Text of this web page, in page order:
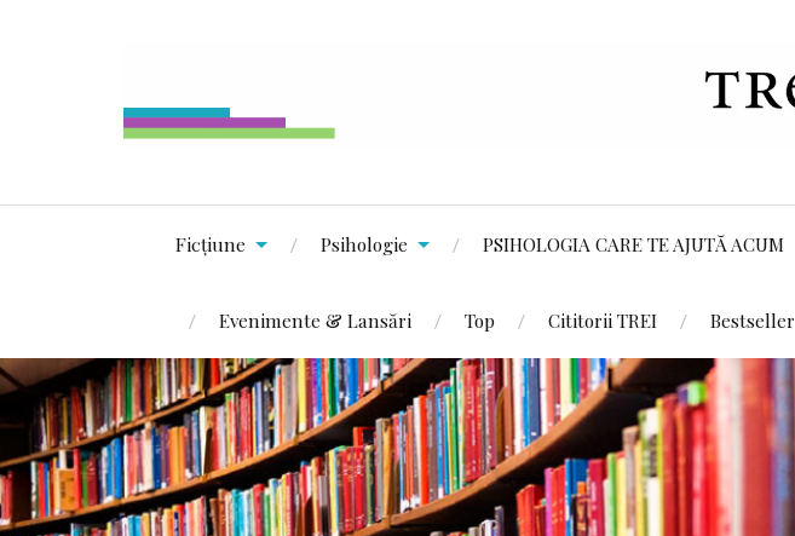
Ficțiune Psihologie PSIHOLOGIA CARE TE AJUTĂ ACUM
Evenimente & Lansări Top Cititorii TREI Bestseller